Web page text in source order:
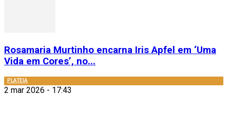
Rosamaria Murtinho encarna Iris Apfel em ‘Uma
Vida em Cores’, no...
PLATEIA
2 mar 2026 - 17:43